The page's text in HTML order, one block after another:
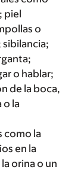
piel
o
sibilancia;
o hablar;
de la boca,
o la
como la
en la
orina o un